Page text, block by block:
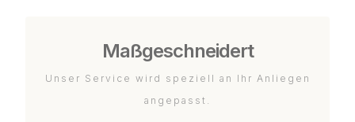
Maßgeschneidert
Unser Service wird speziell an Ihr Anliegen
angepasst.